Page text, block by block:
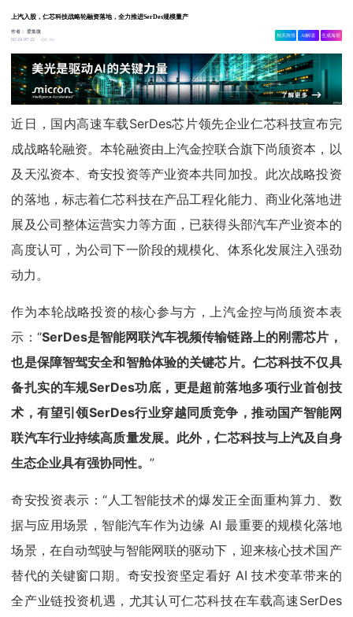
上汽入股，仁芯科技战略轮融资落地，全力推进SerDes规模量产
作者：爱集微
02-24 07:22
6.4w
相关舆情 AI解读 生成海报
近日，国内高速车载SerDes芯片领先企业仁芯科技宣布完
成战略轮融资。本轮融资由上汽金控联合旗下尚颀资本，以
及天泓资本、奇安投资等产业资本共同加投。此次战略投资
的落地，标志着仁芯科技在产品工程化能力、商业化落地进
展及公司整体运营实力等方面，已获得头部汽车产业资本的
高度认可，为公司下一阶段的规模化、体系化发展注入强劲
动力。
作为本轮战略投资的核心参与方，上汽金控与尚颀资本表
示：“SerDes是智能网联汽车视频传输链路上的刚需芯片，
也是保障智驾安全和智舱体验的关键芯片。仁芯科技不仅具
备扎实的车规SerDes功底，更是超前落地多项行业首创技
术，有望引领SerDes行业穿越同质竞争，推动国产智能网
联汽车行业持续高质量发展。此外，仁芯科技与上汽及自身
生态企业具有强协同性。”
奇安投资表示：“人工智能技术的爆发正全面重构算力、数
据与应用场景，智能汽车作为边缘 AI 最重要的规模化落地
场景，在自动驾驶与智能网联的驱动下，迎来核心技术国产
替代的关键窗口期。奇安投资坚定看好 AI 技术变革带来的
全产业链投资机遇，尤其认可仁芯科技在车载高速SerDes